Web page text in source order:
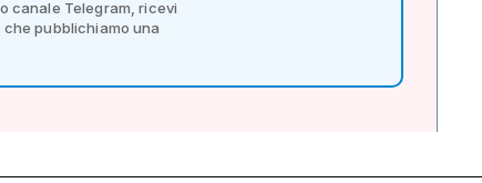
canale Telegram, ricevi
pubblichiamo una